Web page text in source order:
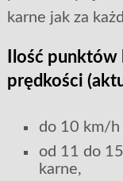
karne jak za
Ilość
prędkości
do 10 km/h
od 11 do
karne,